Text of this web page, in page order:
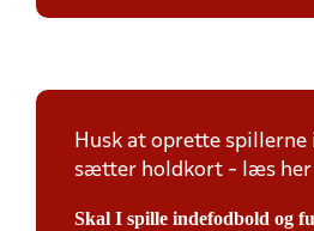
Husk at oprette spillerne
sætter holdkort - læs her
Skal I spille indefodbold og